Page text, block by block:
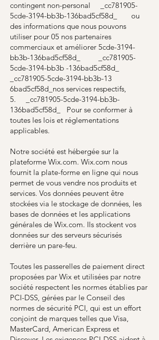
contingent non-personal _cc781905-
5cde-3194-bb3b-136bad5cf58d_ ou
des informations que nous pouvons
utiliser pour 05 nos partenaires
commerciaux et améliorer 5cde-3194-
bb3b-136bad5cf58d_ _cc781905-
5cde-3194-bb3b -136bad5cf58d_
_cc781905-5cde-3194-bb3b-13
6bad5cf58d_nos services respectifs,
5. _cc781905-5cde-3194-bb3b-
136bad5cf58d_ Pour se conformer à
toutes les lois et réglementations
applicables.
Notre société est hébergée sur la
plateforme Wix.com. Wix.com nous
fournit la plate-forme en ligne qui nous
permet de vous vendre nos produits et
services. Vos données peuvent être
stockées via le stockage de données, les
bases de données et les applications
générales de Wix.com. Ils stockent vos
données sur des serveurs sécurisés
derrière un pare-feu.
Toutes les passerelles de paiement direct
proposées par Wix et utilisées par notre
société respectent les normes établies par
PCI-DSS, gérées par le Conseil des
normes de sécurité PCI, qui est un effort
conjoint de marques telles que Visa,
MasterCard, American Express et